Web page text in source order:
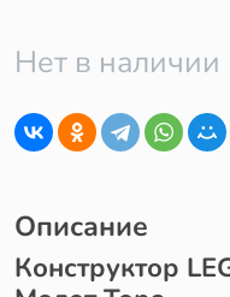
Нет в наличии
Описание
Конструктор